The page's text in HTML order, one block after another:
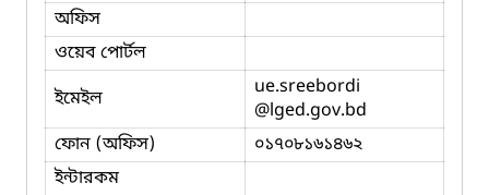
অফিস
ওয়েব পোর্টল
ইমেইল
ue.sreebordi
@lged.gov.bd
ফোন (অফিস)
০১৭০৮১৬১৪৬২
ইন্টারকম